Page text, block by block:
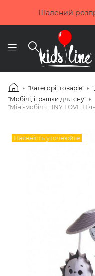
теплих
"Категорії товарів"
"Мобілі, іграшки для сну"
"Міні-мобіль TINY LOVE
Наявність уточнюйте